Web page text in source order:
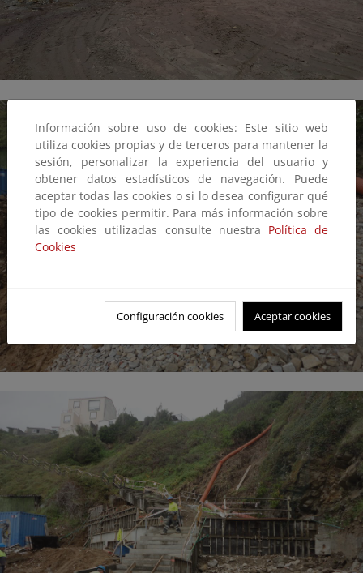
Información sobre uso de cookies: Este sitio web
utiliza cookies propias y de terceros para mantener la
sesión, personalizar la experiencia del usuario y
obtener datos estadísticos de navegación. Puede
aceptar todas las cookies o si lo desea configurar qué
tipo de cookies permitir. Para más información sobre
las cookies utilizadas consulte nuestra Política de
Cookies
Configuración cookies Aceptar cookies